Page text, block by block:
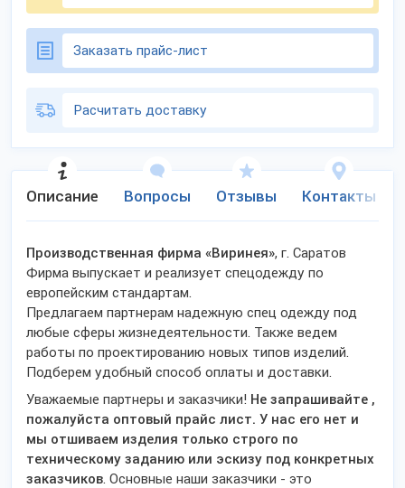
Заказать прайс-лист
Расчитать доставку
Описание Вопросы Отзывы Контакты
Производственная фирма «Виринея», г. Саратов
Фирма выпускает и реализует спецодежду по
европейским стандартам.
Предлагаем партнерам надежную спец одежду под
любые сферы жизнедеятельности. Также ведем
работы по проектированию новых типов изделий.
Подберем удобный способ оплаты и доставки.
Уважаемые партнеры и заказчики! Не запрашивайте ,
пожалуйста оптовый прайс лист. У нас его нет и
мы отшиваем изделия только строго по
техническому заданию или эскизу под конкретных
заказчиков. Основные наши заказчики - это